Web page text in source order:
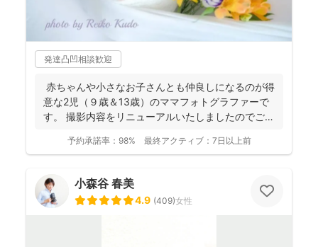
発達凸凹相談歓迎
赤ちゃんや小さなお子さんとも仲良しになるのが得
意な2児（９歳＆13歳）のママフォトグラファーで
す。 撮影内容をリニューアルいたしましたのでご案
予約承諾率： 98% 最終アクティブ： 7日以上前
小森谷 春美
4.9 (409)女性